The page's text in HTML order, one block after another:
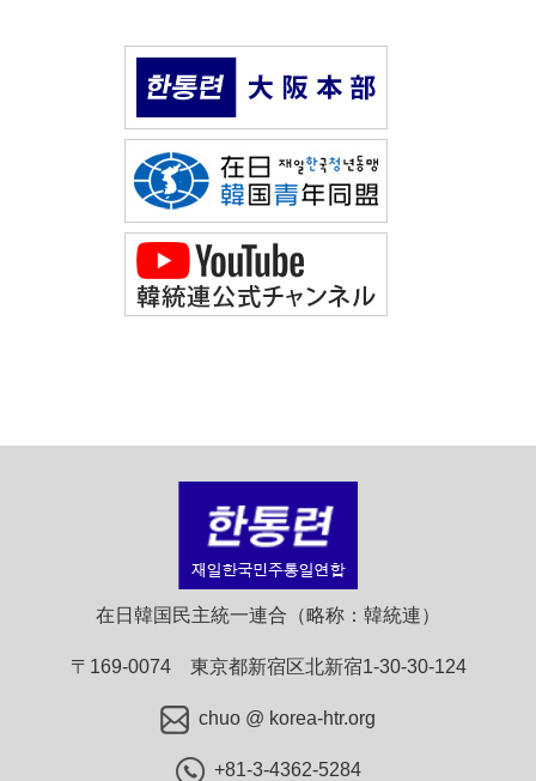
在日韓国民主統一連合（略称：韓統連）
〒169-0074 東京都新宿区北新宿1-30-30-124
chuo @ korea-htr.org
+81-3-4362-5284